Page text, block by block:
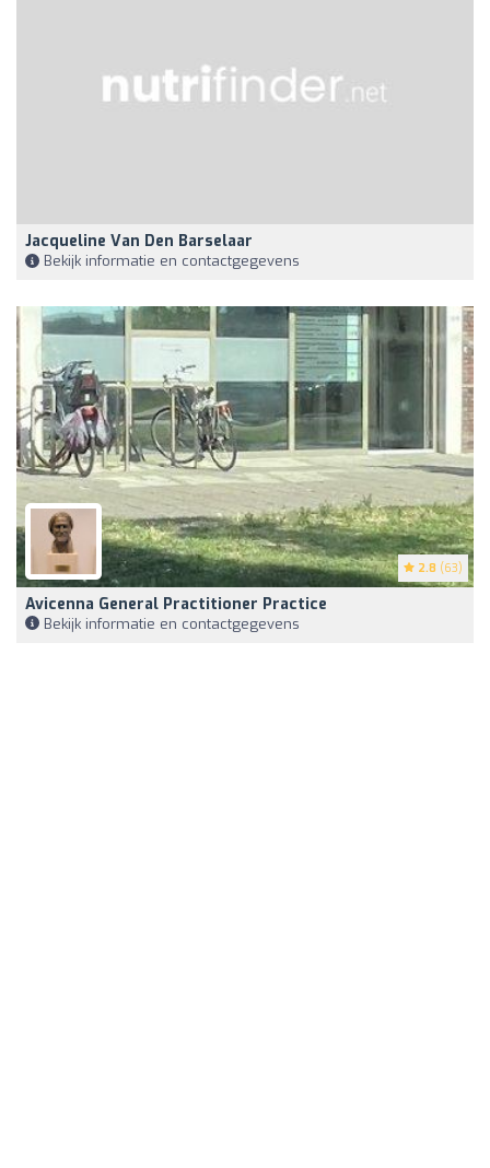
Jacqueline Van Den Barselaar
Bekijk informatie en contactgegevens
2.8 (63)
Avicenna General Practitioner Practice
Bekijk informatie en contactgegevens